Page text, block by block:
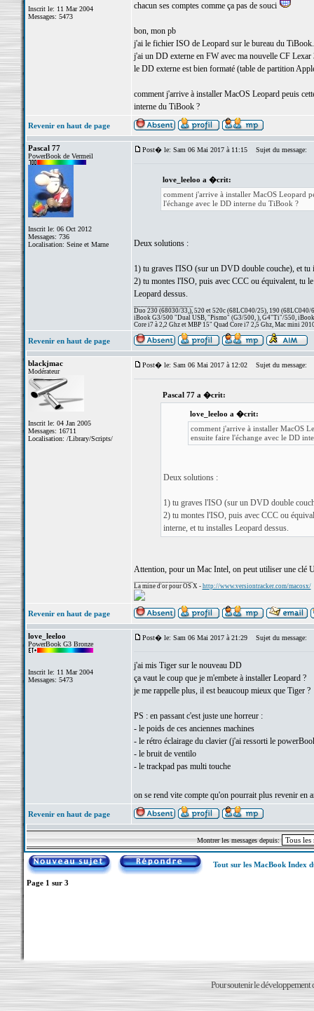
Inscrit le: 11 Mar 2004
Messages: 5473
chacun ses comptes comme ça pas de souci
bon, mon pb
j'ai le fichier ISO de Leopard sur le bureau du TiBook.
j'ai un DD externe en FW avec ma nouvelle CF Lexar
le DD externe est bien formaté (table de partition
comment j'arrive à installer MacOS Leopard peuis
interne du TiBook ?
Revenir en haut de page
Pascal 77
PowerBook de Vermeil
Inscrit le: 06 Oct 2012
Messages: 736
Localisation: Seine et Marne
Post� le: Sam 06 Mai 2017 à 11:15 Sujet du message:
love_leeloo a �crit:
comment j'arrive à installer MacOS Leopard
l'échange avec le DD interne du TiBook ?
Deux solutions :
1) tu graves l'ISO (sur un DVD double couche), et
2) tu montes l'ISO, puis avec CCC ou équivalent, tu
Leopard dessus.
Duo 230 (68030/33,), 520 et 520c (68LC040/25), 190 (68LC040/
iBook G3/500 "Dual USB, "Pismo" (G3/500, ), G4"Ti"/550,
Core i7 à 2,2 Ghz et MBP 15" Quad Core i7 2,5 Ghz, Mac mini
Revenir en haut de page
blackjmac
Modérateur
Inscrit le: 04 Jan 2005
Messages: 16711
Localisation: /Library/Scripts/
Post� le: Sam 06 Mai 2017 à 12:02 Sujet du message:
Pascal 77 a �crit:
love_leeloo a �crit:
comment j'arrive à installer MacOS
ensuite faire l'échange avec le DD
Deux solutions :
1) tu graves l'ISO (sur un DVD double
2) tu montes l'ISO, puis avec CCC ou
interne, et tu installes Leopard dessus.
Attention, pour un Mac Intel, on peut utiliser une clé
La mine d'or pour OS X - http://www.versiontracker.com/macosx/
Revenir en haut de page
love_leeloo
PowerBook G3 Bronze
Inscrit le: 11 Mar 2004
Messages: 5473
Post� le: Sam 06 Mai 2017 à 21:29 Sujet du message:
j'ai mis Tiger sur le nouveau DD
ça vaut le coup que je m'embete à installer Leopard ?
je me rappelle plus, il est beaucoup mieux que Tiger ?
PS : en passant c'est juste une horreur :
- le poids de ces anciennes machines
- le rétro éclairage du clavier (j'ai ressorti le
- le bruit de ventilo
- le trackpad pas multi touche
on se rend vite compte qu'on pourrait plus revenir en
Revenir en haut de page
Montrer les messages depuis:
Tout sur les MacBook Index
Page 1 sur 3
Pour soutenir le développement